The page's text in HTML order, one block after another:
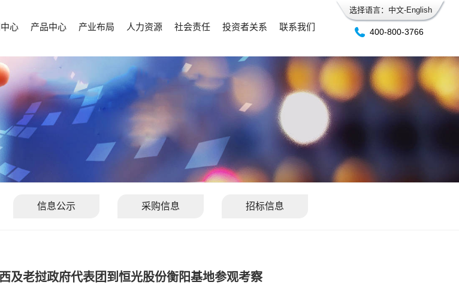
选择语言： 中文-English
400-800-3766
心 产品中心 产业布局 人力资源 社会责任 投资者关系 联系我们
信息公示 采购信息 招标信息
及老挝政府代表团到恒光股份衡阳基地参观考察